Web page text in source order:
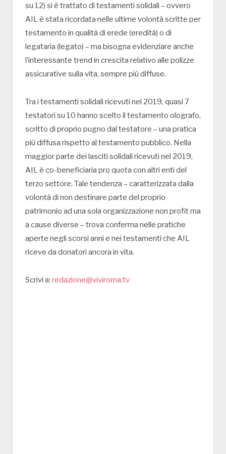
su 12) si è trattato di testamenti solidali – ovvero
AIL è stata ricordata nelle ultime volontà scritte per
testamento in qualità di erede (eredità) o di
legataria (legato) – ma bisogna evidenziare anche
l’interessante trend in crescita relativo alle polizze
assicurative sulla vita, sempre più diffuse.
Tra i testamenti solidali ricevuti nel 2019, quasi 7
testatori su 10 hanno scelto il testamento olografo,
scritto di proprio pugno dal testatore – una pratica
più diffusa rispetto al testamento pubblico. Nella
maggior parte dei lasciti solidali ricevuti nel 2019,
AIL è co-beneficiaria pro quota con altri enti del
terzo settore. Tale tendenza – caratterizzata dalla
volontà di non destinare parte del proprio
patrimonio ad una sola organizzazione non profit ma
a cause diverse – trova conferma nelle pratiche
aperte negli scorsi anni e nei testamenti che AIL
riceve da donatori ancora in vita.
Scrivi a: redazione@viviroma.tv